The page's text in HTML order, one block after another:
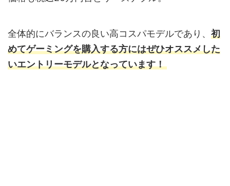
全体的にバランスの良い高コスパモデルであり、 初
めてゲーミングを購入する方にはぜひオススメした
いエントリーモデルとなっています！